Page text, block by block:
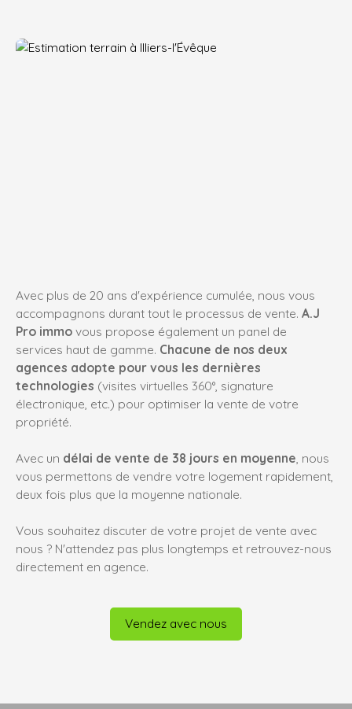
Avec plus de 20 ans d'expérience cumulée, nous vous
accompagnons durant tout le processus de vente. A.J
Pro immo vous propose également un panel de
services haut de gamme. Chacune de nos deux
agences adopte pour vous les dernières
technologies (visites virtuelles 360°, signature
électronique, etc.) pour optimiser la vente de votre
propriété.
Avec un délai de vente de 38 jours en moyenne , nous
vous permettons de vendre votre logement rapidement,
deux fois plus que la moyenne nationale.
Vous souhaitez discuter de votre projet de vente avec
nous ? N'attendez pas plus longtemps et retrouvez-nous
directement en agence.
Vendez avec nous